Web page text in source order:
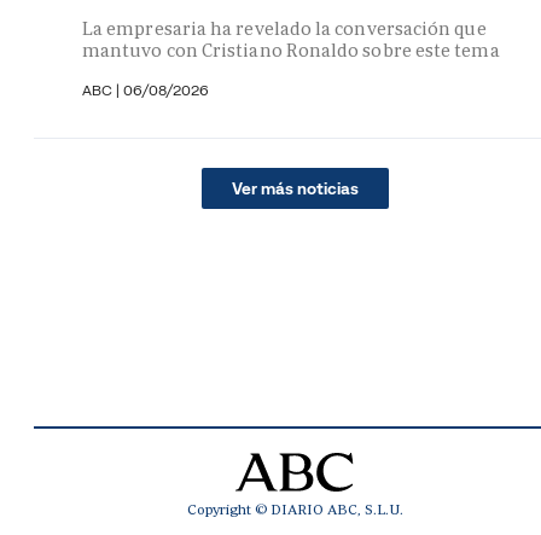
La empresaria ha revelado la conversación que
mantuvo con Cristiano Ronaldo sobre este tema
ABC | 06/08/2026
Ver más noticias
Copyright © DIARIO ABC, S.L.U.